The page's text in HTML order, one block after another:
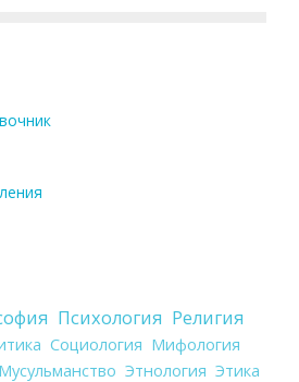
Психология Религия
Социология Мифология
Мусульманство Этнология Этика